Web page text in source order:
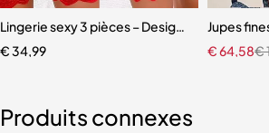
Éclair Latérale pour Femme
Lingerie sexy 3 pièces – Design transparent,
€34,99
Jupes
€
€64,58
Produits connexes